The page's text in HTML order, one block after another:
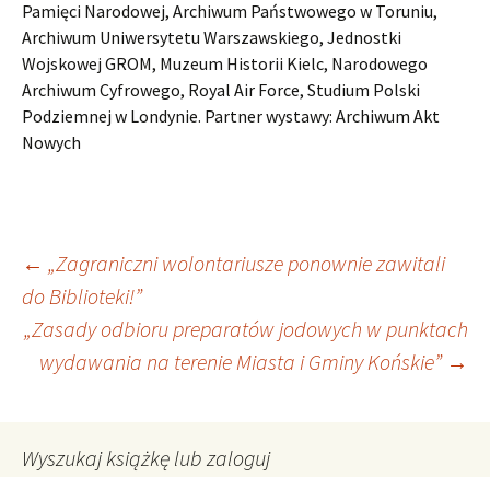
Pamięci Narodowej, Archiwum Państwowego w Toruniu,
Archiwum Uniwersytetu Warszawskiego, Jednostki
Wojskowej GROM, Muzeum Historii Kielc, Narodowego
Archiwum Cyfrowego, Royal Air Force, Studium Polski
Podziemnej w Londynie. Partner wystawy: Archiwum Akt
Nowych
Nawigacja
wpisu
← „Zagraniczni wolontariusze ponownie zawitali
do Biblioteki!”
„Zasady odbioru preparatów jodowych w punktach
wydawania na terenie Miasta i Gminy Końskie” →
Wyszukaj książkę lub zaloguj